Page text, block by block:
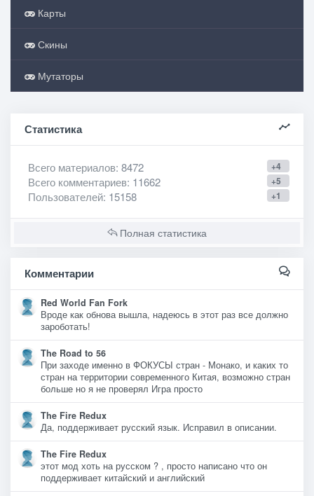
Карты
Скины
Мутаторы
Статистика
+4
Всего материалов: 8472
+5
Всего комментариев: 11662
+1
Пользователей: 15158
Полная статистика
Комментарии
Red World Fan Fork
Вроде как обнова вышла, надеюсь в этот раз все должно
зароботать!
The Road to 56
При заходе именно в ФОКУСЫ стран - Монако, и каких то
стран на территории современного Китая, возможно стран
больше но я не проверял Игра просто
The Fire Redux
Да, поддерживает русский язык. Исправил в описании.
The Fire Redux
этот мод хоть на русском ? , просто написано что он
поддерживает китайский и английский